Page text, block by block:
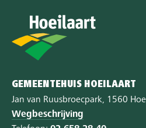
GEMEENTEHUIS HOEILAART
Jan van Ruusbroecpark, 1560
Wegbeschrijving